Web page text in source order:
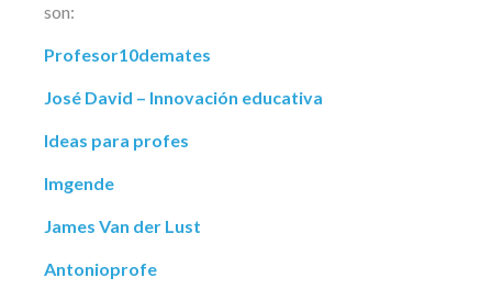
son:
Profesor10demates
José David – Innovación educativa
Ideas para profes
Imgende
James Van der Lust
Antonioprofe